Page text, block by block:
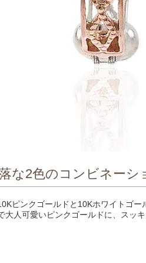
な2色のコンビネーシ
ピンクゴールドと10Kホワイトゴー
大人可愛いピンクゴールドに、スッ